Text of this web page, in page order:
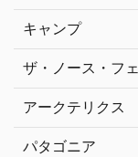
キャンプ
ザ・ノース・フ
アークテリクス
パタゴニア